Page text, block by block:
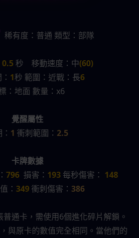
稀有度：普通 類型：部隊
0.5 秒    移動速度：中(60)
1秒 範圍：近戰：長6
：地面 數量：x6
覺醒屬性
1 衝刺範圍： 2.5
卡牌數據
796 損害： 193 每秒傷害： 148
： 349 衝刺傷害： 386
普通卡，需使用6個進化碎片解鎖。
與原卡的數值完全相同。當他們的